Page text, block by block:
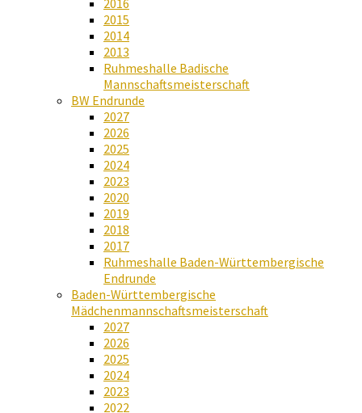
2016
2015
2014
2013
Ruhmeshalle Badische
Mannschaftsmeisterschaft
BW Endrunde
2027
2026
2025
2024
2023
2020
2019
2018
2017
Ruhmeshalle Baden-Württembergische
Endrunde
Baden-Württembergische
Mädchenmannschaftsmeisterschaft
2027
2026
2025
2024
2023
2022